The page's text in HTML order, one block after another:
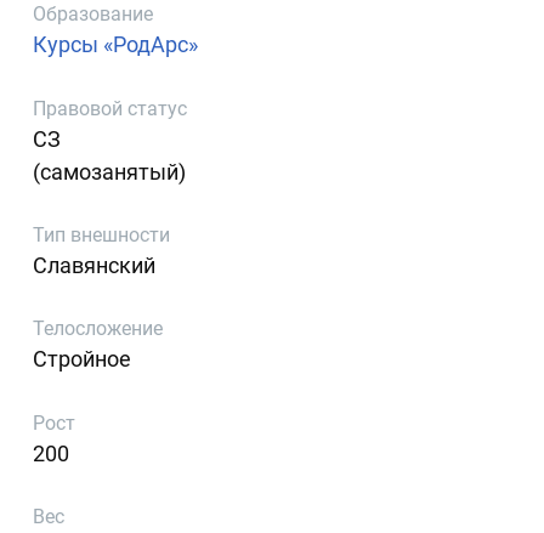
Образование
Курсы «РодАрс»
Правовой статус
СЗ
(самозанятый)
Тип внешности
Славянский
Телосложение
Стройное
Рост
200
Вес